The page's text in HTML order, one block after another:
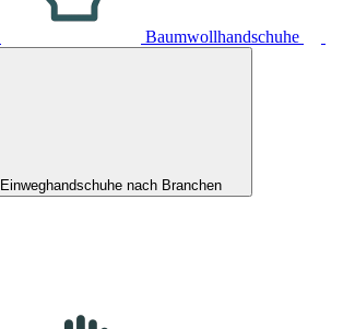
Baumwollhandschuhe
Einweghandschuhe nach Branchen